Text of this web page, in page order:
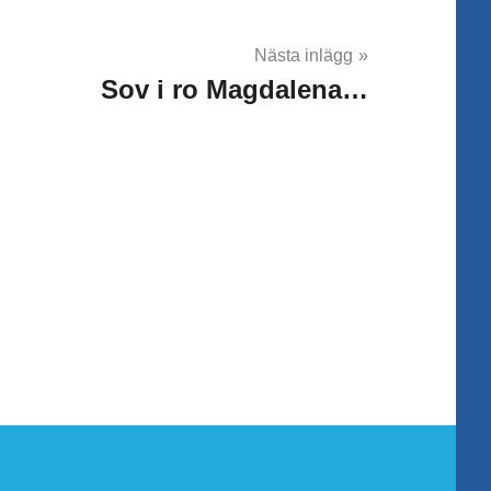
Nästa inlägg
Sov i ro Magdalena…